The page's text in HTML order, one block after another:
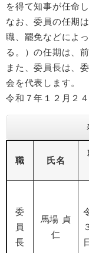
を得て知事が任命し
なお、委員の任期
職、罷免などによ
る。）の任期は、
また、委員長は、
会を代表します。
令和７年１２月２
職 氏名
委
員
長
馬場 貞
仁